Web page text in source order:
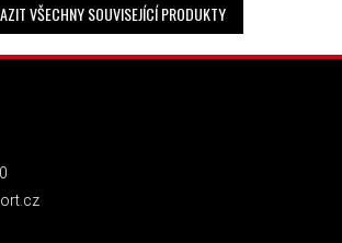
VŠECHNY SOUVISEJÍCÍ PRODUKTY